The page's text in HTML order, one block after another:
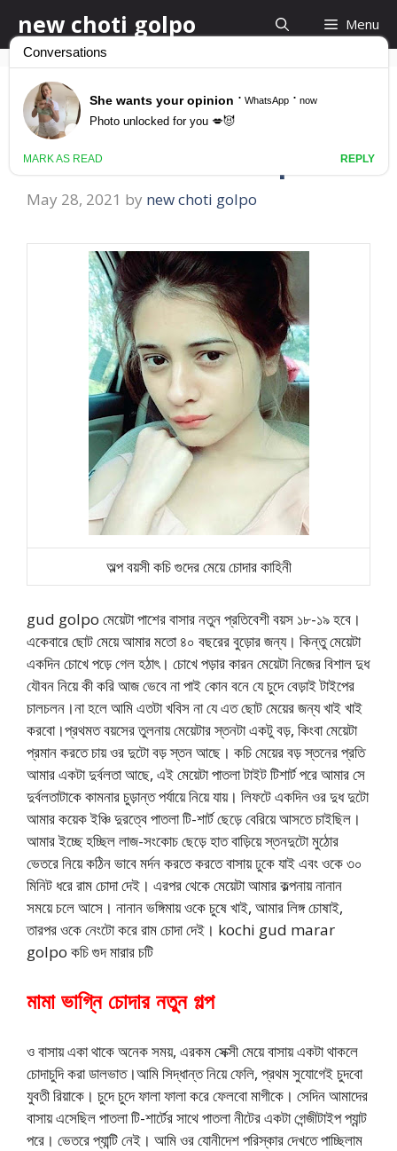
to
content
new choti golpo Menu
কচি গুদের অপূর্ব স্বাদ Kochi
Gud Marar Golpo
May 28, 2021 by new choti golpo
অল্প বয়সী কচি গুদের মেয়ে চোদার কাহিনী
gud golpo মেয়েটা পাশের বাসার নতুন প্রতিবেশী বয়স ১৮-১৯ হবে।
একেবারে ছোট মেয়ে আমার মতো ৪০ বছরের বুড়োর জন্য। কিন্তু মেয়েটা
একদিন চোখে পড়ে গেল হঠাৎ। চোখে পড়ার কারন মেয়েটা নিজের বিশাল দুধ
যৌবন নিয়ে কী করি আজ ভেবে না পাই কোন বনে যে চুদে বেড়াই টাইপের
চালচলন।না হলে আমি এতটা খবিস না যে এত ছোট মেয়ের জন্য খাই খাই
করবো।প্রথমত বয়সের তুলনায় মেয়েটার স্তনটা একটু বড়, কিংবা মেয়েটা
প্রমান করতে চায় ওর দুটো বড় স্তন আছে। কচি মেয়ের বড় স্তনের প্রতি
আমার একটা দুর্বলতা আছে, এই মেয়েটা পাতলা টাইট টিশার্ট পরে আমার সে
দুর্বলতাটাকে কামনার চুড়ান্ত পর্যায়ে নিয়ে যায়। লিফটে একদিন ওর দুধ দুটো
আমার কয়েক ইঞ্চি দুরত্বে পাতলা টি-শার্ট ছেড়ে বেরিয়ে আসতে চাইছিল।
আমার ইচ্ছে হচ্ছিল লাজ-সংকোচ ছেড়ে হাত বাড়িয়ে স্তনদুটো মুঠোর
ভেতরে নিয়ে কঠিন ভাবে মর্দন করতে করতে বাসায় ঢুকে যাই এবং ওকে ৩০
মিনিট ধরে রাম চোদা দেই। এরপর থেকে মেয়েটা আমার কল্পনায় নানান
সময়ে চলে আসে। নানান ভঙ্গিমায় ওকে চুষে খাই, আমার লিঙ্গ চোষাই,
তারপর ওকে নেংটো করে রাম চোদা দেই। kochi gud marar
golpo কচি গুদ মারার চটি
মামা ভাগ্নি চোদার নতুন গল্প
ও বাসায় একা থাকে অনেক সময়, এরকম সেক্সী মেয়ে বাসায় একটা থাকলে
চোদাচুদি করা ডালভাত।আমি সিদ্ধান্ত নিয়ে ফেলি, প্রথম সুযোগেই চুদবো
যুবতী রিয়াকে। চুদে চুদে ফালা ফালা করে ফেলবো মাগীকে। সেদিন আমাদের
বাসায় এসেছিল পাতলা টি-শার্টের সাথে পাতলা নীটের একটা গেন্জীটাইপ প্যান্ট
পরে। ভেতরে প্যান্টি নেই। আমি ওর যোনীদেশ পরিস্কার দেখতে পাচ্ছিলাম